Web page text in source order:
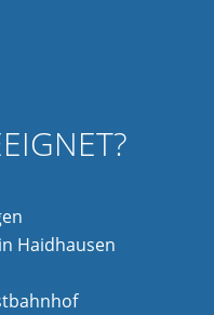
Haidhausen